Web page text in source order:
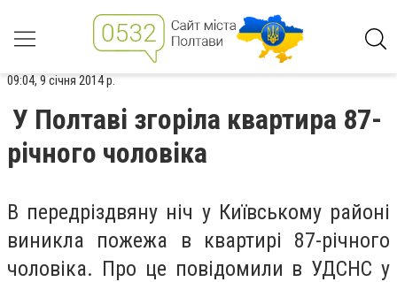
09:04, 9 січня 2014 р.
У Полтаві згоріла квартира 87-
річного чоловіка
В передріздвяну ніч у Київському районі
виникла пожежа в квартирі 87-річного
чоловіка. Про це повідомили в УДСНС у